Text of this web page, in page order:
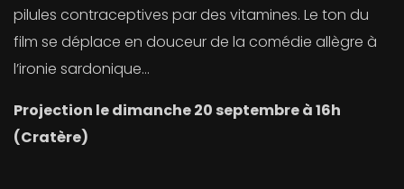
pilules contraceptives par des vitamines. Le ton du
film se déplace en douceur de la comédie allègre à
l’ironie sardonique…
Projection le dimanche 20 septembre à 16h
(Cratère)